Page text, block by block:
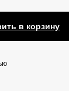
в корзину